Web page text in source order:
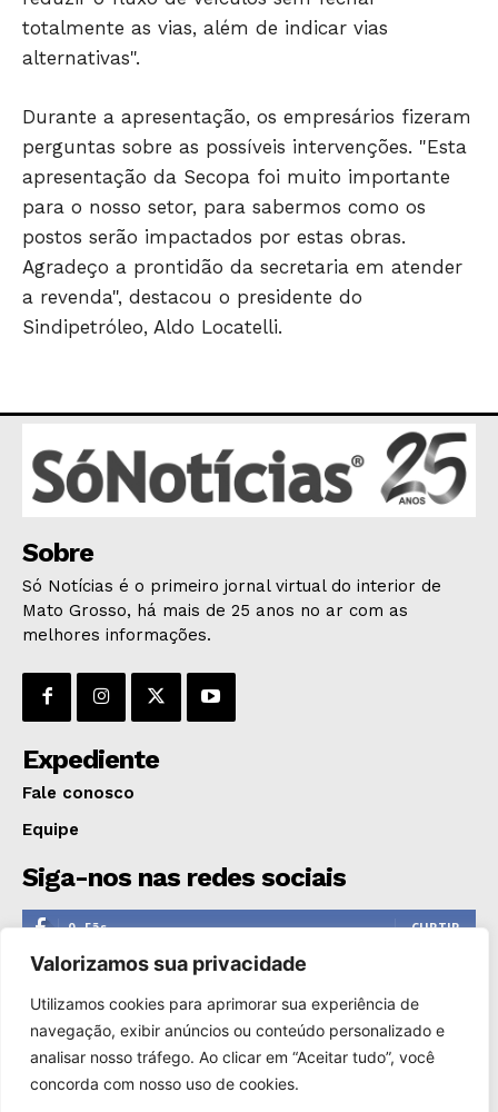
POLÍCIA
ESPORTES
GERAL
SAÚDE
AGRONOTÍCIAS
ÚLTIMAS NOTÍCIAS
Valorizamos sua privacidade
Utilizamos cookies para aprimorar sua experiência de
navegação, exibir anúncios ou conteúdo personalizado e
analisar nosso tráfego. Ao clicar em “Aceitar tudo”, você
concorda com nosso uso de cookies.
totalmente as vias, além de indicar vias
alternativas".
Durante a apresentação, os empresários fizeram
perguntas sobre as possíveis intervenções. "Esta
apresentação da Secopa foi muito importante
para o nosso setor, para sabermos como os
postos serão impactados por estas obras.
Agradeço a prontidão da secretaria em atender
a revenda", destacou o presidente do
Sindipetróleo, Aldo Locatelli.
Sobre
Só Notícias é o primeiro jornal virtual do interior de
Mato Grosso, há mais de 25 anos no ar com as
melhores informações.
Expediente
Fale conosco
Equipe
Siga-nos nas redes sociais
0 Fãs CURTIR
0 Seguidores
1,110 Seguidores SEGUIR
0 Inscritos INSCREVER